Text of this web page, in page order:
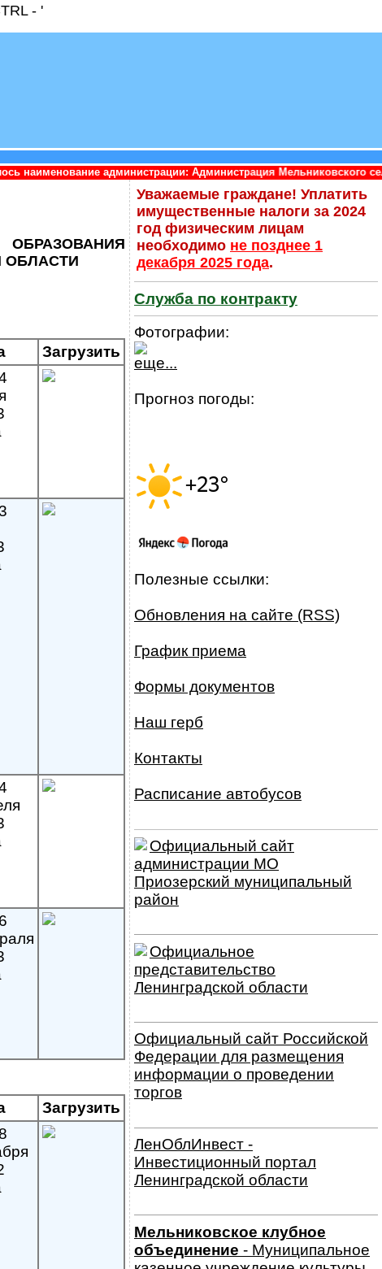
- '
Администрация Мельниковского сельского
ОБЛАСТИ
Загрузить
Загрузить
Уважаемые граждане! Уплатить
имущественные налоги за 2024
год физическим лицам
необходимо не позднее 1
декабря 2025 года.
Служба по контракту
Фотографии:
еще...
Прогноз погоды:
Полезные ссылки:
Обновления на сайте (RSS)
График приема
Формы документов
Наш герб
Контакты
Расписание автобусов
Официальный сайт
администрации МО
Приозерский муниципальный
район
Официальное
представительство
Ленинградской области
Официальный сайт Российской
Федерации для размещения
информации о проведении
торгов
ЛенОблИнвест -
Инвестиционный портал
Ленинградской области
Мельниковское клубное
объединение - Муниципальное